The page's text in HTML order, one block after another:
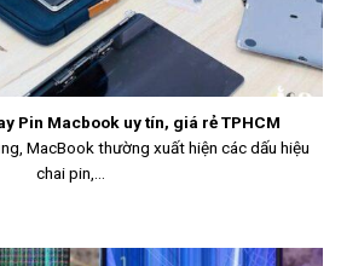
Pin Macbook uy tín, giá rẻ TPHCM
MacBook thường xuất hiện các dấu hiệu
chai pin,...